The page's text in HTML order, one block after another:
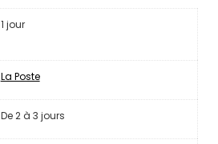
1 jour
La Poste
De 2 à 3 jours